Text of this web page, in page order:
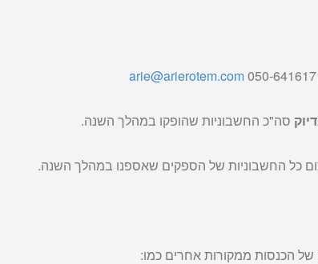
arie@arierotem.com
סה"כ החשבוניות שהופקו במהלך השנה.
כל החשבוניות של הספקים שאספנו במהלך השנה.
הכנסות ממקורות אחרים כמו: